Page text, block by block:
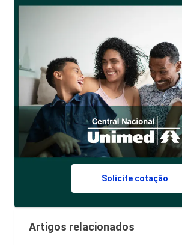
Solicite cotação
Artigos relacionados